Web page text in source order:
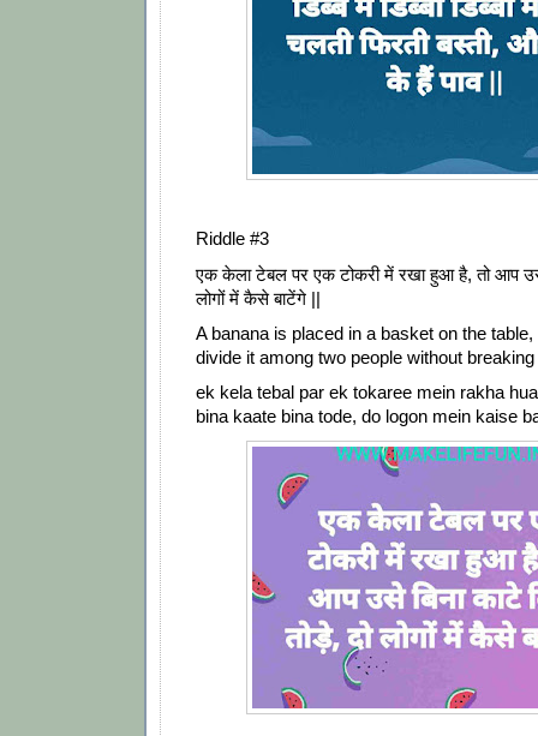
Riddle #3
एक केला टेबल पर एक टोकरी में रखा हुआ है, तो आप उसे
लोगों में कैसे बाटेंगे ||
A banana is placed in a basket on the
divide it among two people without
ek kela tebal par ek tokaree mein rakha
bina kaate bina tode, do logon mein kaise